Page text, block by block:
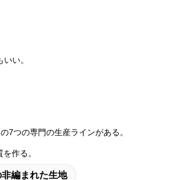
い。
7つの専門の生産ラインがある。
作る。
編まれた生地